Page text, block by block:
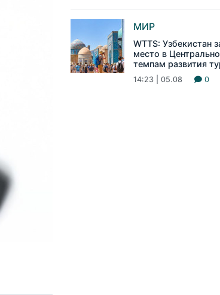
МИР
WTTS: Узбекистан
место в
темпам развития
14:23 | 05.08 0